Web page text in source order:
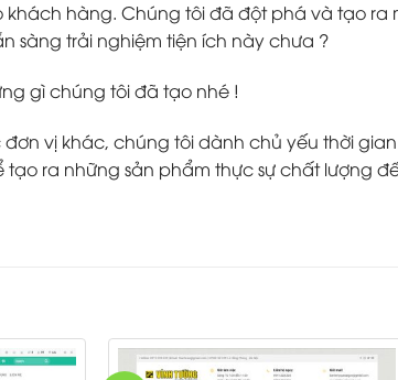
hàng. Chúng tôi đã đột phá và tạo
sàng trải nghiệm tiện ích này chưa ?
gì chúng tôi đã tạo nhé !
vị khác, chúng tôi dành chủ yếu thời
ra những sản phẩm thực sự chất lượng